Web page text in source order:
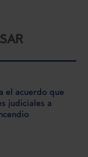
el acuerdo que
judiciales a